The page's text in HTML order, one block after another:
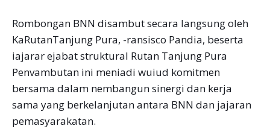
Rombongan BNN disambut secara langsung oleh
KaRutanTanjung Pura, -ransisco Pandia, beserta
iajarar ejabat struktural Rutan Tanjung Pura
Penvambutan ini meniadi wuiud komitmen
bersama dalam nembangun sinergi dan kerja
sama yang berkelanjutan antara BNN dan jajaran
pemasyarakatan.